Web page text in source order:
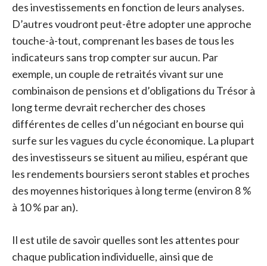
des investissements en fonction de leurs analyses.
D’autres voudront peut-être adopter une approche
touche-à-tout, comprenant les bases de tous les
indicateurs sans trop compter sur aucun. Par
exemple, un couple de retraités vivant sur une
combinaison de pensions et d’obligations du Trésor à
long terme devrait rechercher des choses
différentes de celles d’un négociant en bourse qui
surfe sur les vagues du cycle économique. La plupart
des investisseurs se situent au milieu, espérant que
les rendements boursiers seront stables et proches
des moyennes historiques à long terme (environ 8 %
à 10 % par an).
Il est utile de savoir quelles sont les attentes pour
chaque publication individuelle, ainsi que de